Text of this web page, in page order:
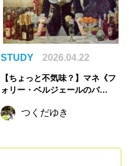
STUDY 2026.04.22
【ちょっと不気味？】マネ《フ
ォリー・ベルジェールのバ
のか、ひと目でわかるのに、ひ
つくだゆき